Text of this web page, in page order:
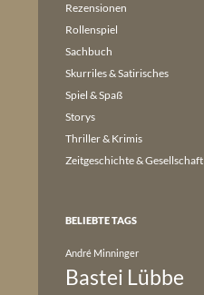
Rezensionen
Rollenspiel
Sachbuch
Skurriles & Satirisches
Spiel & Spaß
Storys
Thriller & Krimis
Zeitgeschichte & Gesellschaft
BELIEBTE TAGS
André Minninger
Bastei Lübbe